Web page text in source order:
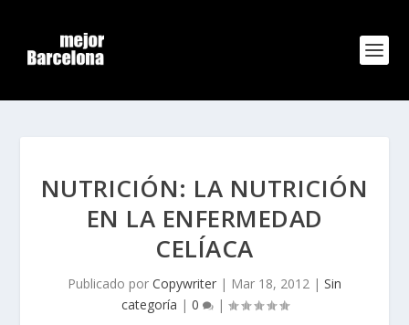
NUTRICIÓN: LA NUTRICIÓN
EN LA ENFERMEDAD
CELÍACA
Publicado por Copywriter | Mar 18, 2012 | Sin
categoría | 0 |